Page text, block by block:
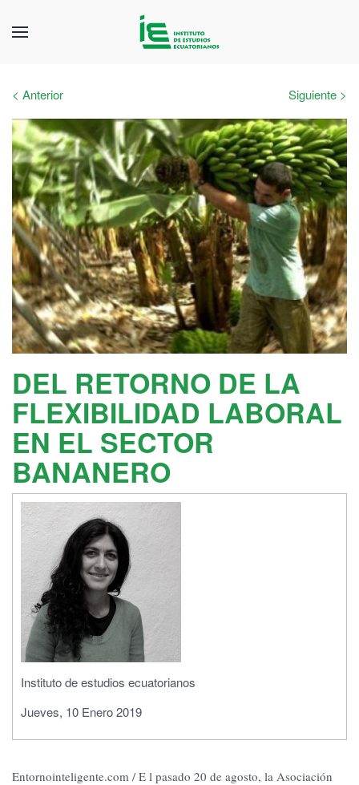
< Anterior Siguiente >
DEL RETORNO DE LA
FLEXIBILIDAD LABORAL
EN EL SECTOR
BANANERO
Instituto de estudios ecuatorianos
Jueves, 10 Enero 2019
Entornointeligente.com / E l pasado 20 de agosto, la Asociación